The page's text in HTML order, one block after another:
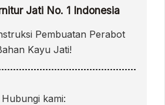
Jati No. 1 Indonesia
Pembuatan Perabot
Kayu Jati!
Hubungi kami: